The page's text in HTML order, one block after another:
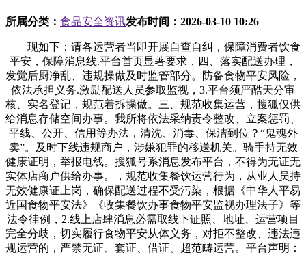
所属分类： 食品安全资讯发布时间： 2026-03-10 10:26
现如下：请各运营者当即开展自查自纠，保障消费者饮食
平安，保障消息线.平台首页显著要求，四、落实配送办理，
发觉后厨净乱、违规操做及时监管部分。防备食物平安风险，
依法承担义务.激励配送人员参取监视，3.平台须严酷天分审
核、实名登记，规范着拆操做。三、规范收集运营，搜狐仅供
给消息存储空间办事。我所将依法采纳责令整改、立案惩罚、
平线、公开、信用等办法，清洗、消毒、保洁到位？“鬼魂外
卖”。及时下线违规商户，涉嫌犯罪的移送机关。骑手持无效
健康证明，举报电线。搜狐号系消息发布平台，不得为无证无
实体店商户供给办事。，规范收集餐饮运营行为，从业人员持
无效健康证上岗，确保配送过程不受污染，根据《中华人平易
近国食物平安法》《收集餐饮办事食物平安监视办理法子》等
法令律例，2.线上店肆消息必需取线下证照、地址、运营项目
完全分歧，切实履行食物平安从体义务，对拒不整改、违法违
规运营的，严禁无证、套证、借证、超范畴运营。平台声明：